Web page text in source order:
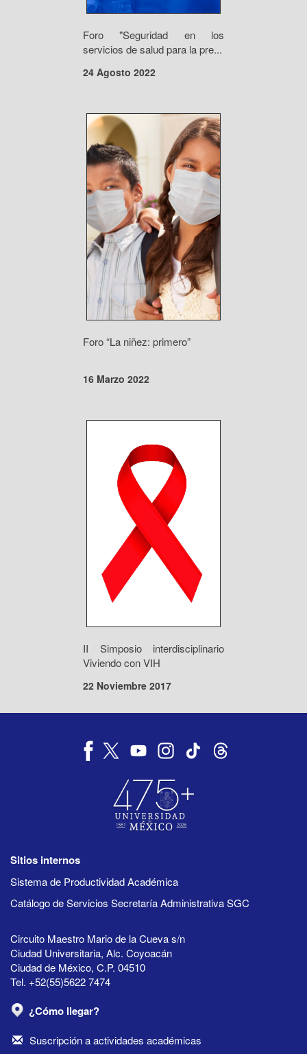
Foro "Seguridad en los
servicios de salud para la pre...
24 Agosto 2022
Foro “La niñez: primero”
16 Marzo 2022
II Simposio interdisciplinario
Viviendo con VIH
22 Noviembre 2017
Sitios internos
Sistema de Productividad Académica
Catálogo de Servicios Secretaría Administrativa SGC
Circuito Maestro Mario de la Cueva s/n
Ciudad Universitaria, Alc. Coyoacán
Ciudad de México, C.P. 04510
Tel. +52(55)5622 7474
¿Cómo llegar?
Suscripción a actividades académicas